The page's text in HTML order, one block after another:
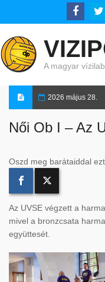
A magyar
2026 május 28.
Női Ob I – Az
Oszd meg barátaiddal
Az UVSE végzett a
mivel a bronzcsata
együttesét.